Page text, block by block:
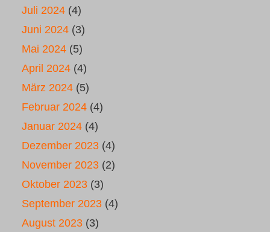
Juli 2024 (4)
Juni 2024 (3)
Mai 2024 (5)
April 2024 (4)
März 2024 (5)
Februar 2024 (4)
Januar 2024 (4)
Dezember 2023 (4)
November 2023 (2)
Oktober 2023 (3)
September 2023 (4)
August 2023 (3)